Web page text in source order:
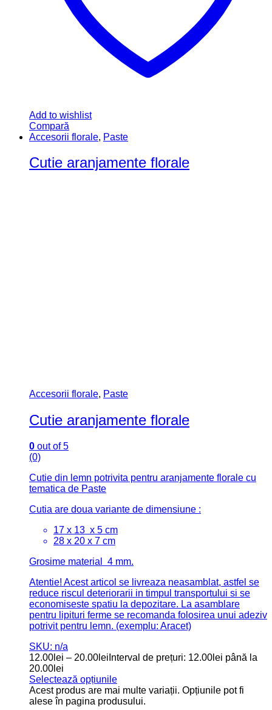
Add to wishlist
Compară
Accesorii florale, Paste
Cutie aranjamente florale
Accesorii florale, Paste
Cutie aranjamente florale
0 out of 5
(0)
Cutie din lemn potrivita pentru aranjamente florale cu
tematica de Paste
Cutia are doua variante de dimensiune :
17 x 13 x 5 cm
28 x 20 x 7 cm
Grosime material 4 mm.
Atentie! Acest articol se livreaza neasamblat, astfel se
reduce riscul deteriorarii in timpul transportului si se
economiseste spatiu la depozitare. La asamblare
pentru lipituri ferme se recomanda folosirea unui adeziv
potrivit pentru lemn. (exemplu: Aracet)
SKU: n/a
12.00 lei – 20.00 lei Interval de prețuri: 12.00lei până la
20.00lei
Selectează opțiunile
Acest produs are mai multe variații. Opțiunile pot fi
alese în pagina produsului.